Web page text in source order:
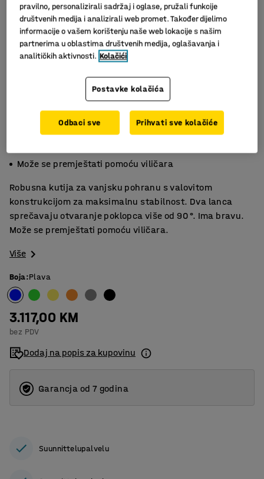
S bravom
Može se premještati pomoću viličara
Robusna kutija za vanjsku pohranu s valovitom
konstrukcijom za maksimalnu stabilnost. Dva lanca
sprečavaju otvaranje poklopca više od 90 °. Ima bravu.
Može se premještati pomoću viličara.
Više
Boja:Plava
3.117,00 KM
bez PDV
Dodaj na popis za kupovinu
Garancja od 7 godina
Suunnittelupalvelu
pravilno, personalizirali sadržaj i oglase, pružali funkcije
društvenih medija i analizirali web promet. Također dijelimo
informacije o vašem korištenju naše web lokacije s našim
partnerima u oblastima društvenih medija, oglašavanja i
analitičkih aktivnosti. Kolačići
Postavke kolačića
Odbaci sve Prihvati sve kolačiće